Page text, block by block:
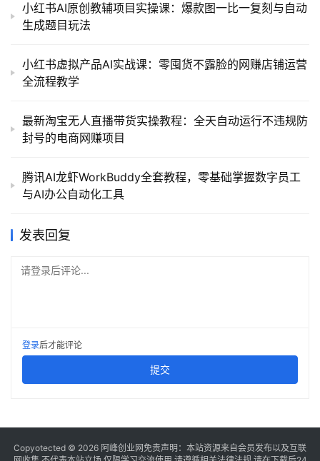
小红书AI原创教辅项目实操课：爆款图一比一复刻与自动
生成题目玩法
小红书虚拟产品AI实战课：零囤货不露脸的网赚店铺运营
全流程教学
最新淘宝无人直播带货实操教程：全天自动运行不违规防
封号的电商网赚项目
腾讯AI龙虾WorkBuddy全套教程，零基础掌握数字员工
与AI办公自动化工具
发表回复
请登录后评论...
登录后才能评论
提交
Copyotected © 2026 阿峰创业网 免责声明：本站资源来自会员发布以及互联